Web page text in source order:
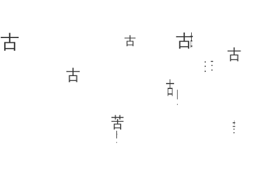
古 古古
苦
苦
古
古
古古
古 古
古
古
古